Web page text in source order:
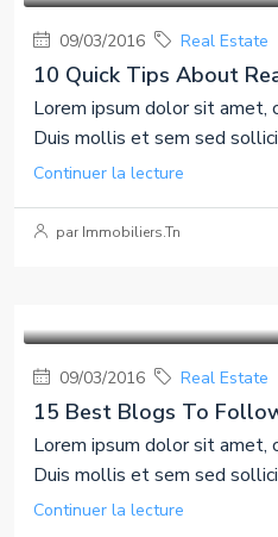
09/03/2016 Real Estate
10 Quick Tips About
Lorem ipsum dolor sit amet,
Duis mollis et sem sed
Continuer la lecture
par Immobiliers.Tn
09/03/2016 Real Estate
15 Best Blogs To
Lorem ipsum dolor sit amet,
Duis mollis et sem sed
Continuer la lecture